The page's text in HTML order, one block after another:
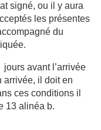
signé, ou il y aura
les présentes
du
avant l’arrivée
arrivée, il doit en
ces conditions il
13 alinéa b.